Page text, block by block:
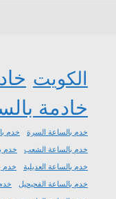
الكويت
خادمة
خدم بالساعة السرة خدم
خدم بالساعة الشعب
خدم
خدم بالساعة العديلية
خدم
خدم بالساعة الفحيحيل